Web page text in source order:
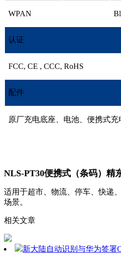
WPAN
认证
FCC, CE , CCC, RoHS
配件
原厂充电底座、电池、便携式充电
NLS-PT30便携式（条码）精
适用于超市、物流、停车、快递
场景。
相关文章
新大陆自动识别与华为签署